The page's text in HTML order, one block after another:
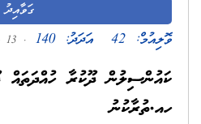
ގަވާއިދު
ވޮލިއުމް: 42 އަދަދު:140 . 13 އަހަރު ކުރިން
ކައުންސިލުން ދޫކުރާ ހުއްދަތައް
ހއ.ތުރާކުނު